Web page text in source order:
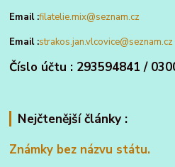
Email :filatelie.mix@seznam.cz
Email :strakos.jan.vlcovice@seznam.cz
Číslo účtu : 293594841 /
Nejčtenější články :
Známky bez názvu státu.